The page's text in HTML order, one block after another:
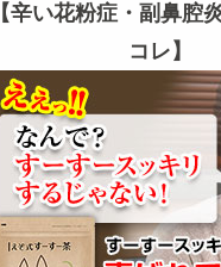
【辛い花粉症・副鼻腔
コレ】